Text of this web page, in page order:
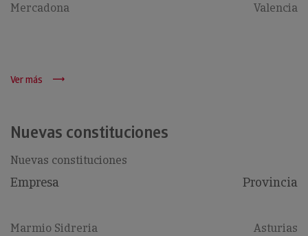
Mercadona Valencia
Ver más
Nuevas constituciones
Nuevas constituciones
Empresa Provincia
Marmio Sidreria Asturias